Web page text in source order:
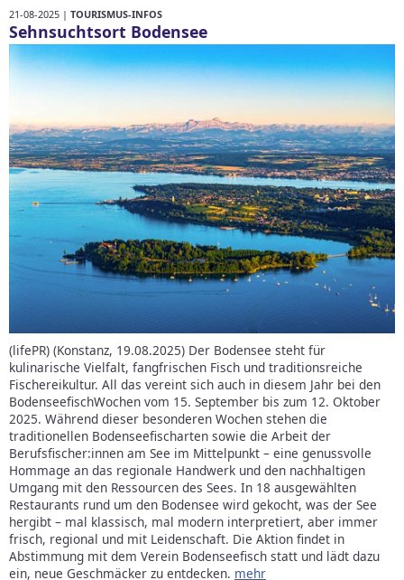
21-08-2025 | TOURISMUS-INFOS
Sehnsuchtsort Bodensee
(lifePR) (Konstanz, 19.08.2025) Der Bodensee steht für
kulinarische Vielfalt, fangfrischen Fisch und traditionsreiche
Fischereikultur. All das vereint sich auch in diesem Jahr bei den
BodenseefischWochen vom 15. September bis zum 12. Oktober
2025. Während dieser besonderen Wochen stehen die
traditionellen Bodenseefischarten sowie die Arbeit der
Berufsfischer:innen am See im Mittelpunkt – eine genussvolle
Hommage an das regionale Handwerk und den nachhaltigen
Umgang mit den Ressourcen des Sees. In 18 ausgewählten
Restaurants rund um den Bodensee wird gekocht, was der See
hergibt – mal klassisch, mal modern interpretiert, aber immer
frisch, regional und mit Leidenschaft. Die Aktion findet in
Abstimmung mit dem Verein Bodenseefisch statt und lädt dazu
ein, neue Geschmäcker zu entdecken. mehr